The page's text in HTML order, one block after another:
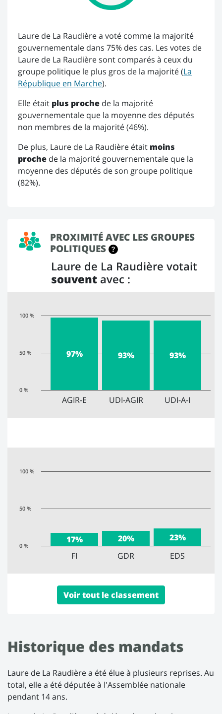
Laure de La Raudière a voté comme la majorité
gouvernementale dans 75% des cas. Les votes de
Laure de La Raudière sont comparés à ceux du
groupe politique le plus gros de la majorité (La
République en Marche).
Elle était plus proche de la majorité
gouvernementale que la moyenne des députés
non membres de la majorité (46%).
De plus, Laure de La Raudière était moins
proche de la majorité gouvernementale que la
moyenne des députés de son groupe politique
(82%).
PROXIMITÉ AVEC LES GROUPES
POLITIQUES
Laure de La Raudière votait
souventavec :
100 %
50 %
0 %
97% 93% 93%
AGIR-E UDI-AGIR UDI-A-I
100 %
50 %
0 %
17% 20%
23%
FI
GDR EDS
Voir tout le classement
Historique des mandats
Laure de La Raudière a été élue à plusieurs reprises. Au
total, elle a été députée à l'Assemblée nationale
pendant 14 ans.